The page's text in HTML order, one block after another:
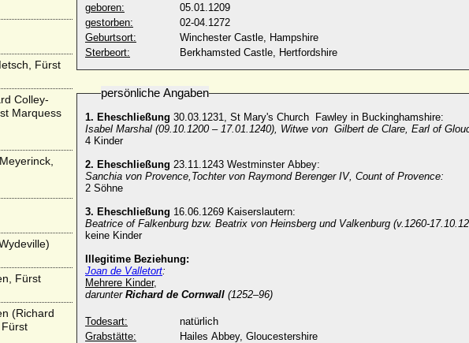
geboren:
05.01.1209
gestorben:
02-04.1272
Geburtsort:
Winchester Castle, Hampshire
Sterbeort:
Berkhamsted Castle, Hertfordshire
persönliche Angaben
1. Eheschließung 30.03.1231, St Mary's Church Fawley in Buckinghamshire:
Isabel Marshal (09.10.1200 – 17.01.1240), Witwe von Gilbert de Clare, Earl of
4 Kinder
2. Eheschließung 23.11.1243 Westminster Abbey:
Sanchia von Provence,Tochter von Raymond Berenger IV, Count of Provence:
2 Söhne
3. Eheschließung 16.06.1269 Kaiserslautern:
Beatrice of Falkenburg bzw. Beatrix von Heinsberg und Valkenburg (v.1260-
keine Kinder
Illegitime Beziehung:
Joan de Valletort:
Mehrere Kinder,
darunter Richard de Cornwall (1252–96)
Todesart:
natürlich
Grabstätte:
Hailes Abbey, Gloucestershire
Fürst
Colley-
Marquess
Fürst
(Richard